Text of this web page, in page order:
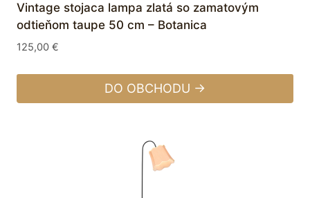
Vintage stojaca lampa zlatá so zamatovým
odtieňom taupe 50 cm – Botanica
125,00 €
DO OBCHODU →